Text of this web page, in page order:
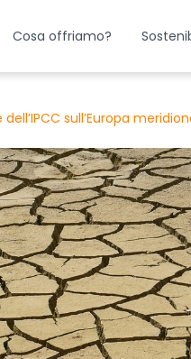
Cosa offriamo?
sull’Europa